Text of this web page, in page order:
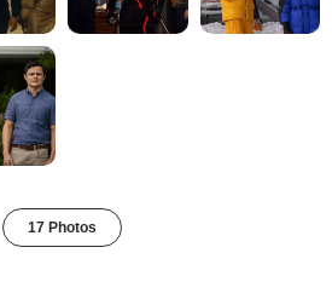
17 Photos